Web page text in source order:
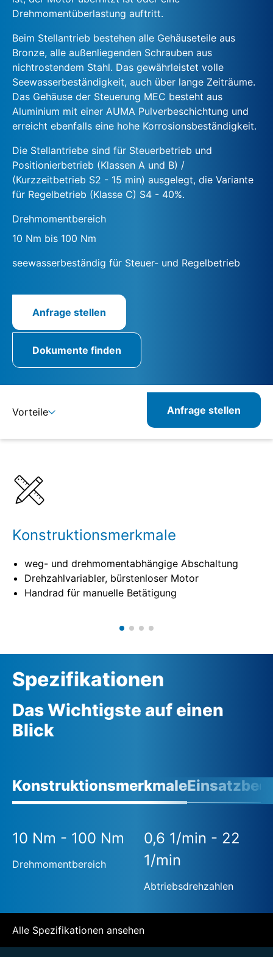
Drehmomentüberlastung auftritt.
Beim Stellantrieb bestehen alle Gehäuseteile aus
Bronze, alle außenliegenden Schrauben aus
nichtrostendem Stahl. Das gewährleistet volle
Seewasserbeständigkeit, auch über lange Zeiträume.
Das Gehäuse der Steuerung MEC besteht aus
Aluminium mit einer AUMA Pulverbeschichtung und
erreicht ebenfalls eine hohe Korrosionsbeständigkeit.
Die Stellantriebe sind für Steuerbetrieb und
Positionierbetrieb (Klassen A und B) /
(Kurzzeitbetrieb S2 - 15 min) ausgelegt, die Variante
für Regelbetrieb (Klasse C) S4 - 40%.
Drehmomentbereich
10 Nm bis 100 Nm
seewasserbeständig für Steuer- und Regelbetrieb
Anfrage stellen
Dokumente finden
Vorteile Anfrage stellen
Konstruktionsmerkmale
weg- und drehmomentabhängige Abschaltung
Drehzahlvariabler, bürstenloser Motor
Handrad für manuelle Betätigung
Spezifikationen
Das Wichtigste auf einen
Blick
Konstruktionsmerkmale
10 Nm - 100 Nm
Drehmomentbereich
0,6 1/min - 22
1/min
Abtriebsdrehzahlen
Alle Spezifikationen ansehen